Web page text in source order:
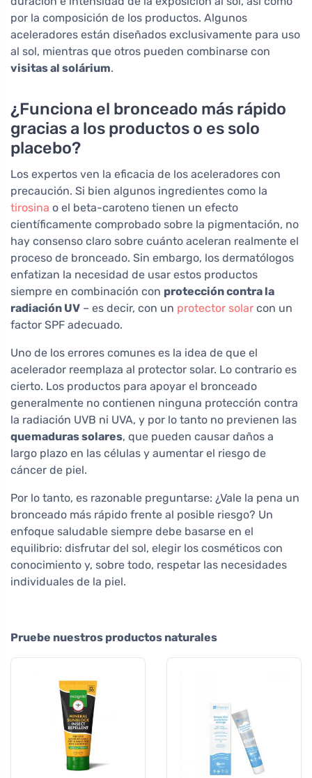
por la composición de los productos. Algunos
aceleradores están diseñados exclusivamente para uso
al sol, mientras que otros pueden combinarse con
visitas al solárium.
¿Funciona el bronceado más rápido
gracias a los productos o es solo
placebo?
Los expertos ven la eficacia de los aceleradores con
precaución. Si bien algunos ingredientes como la
tirosina o el beta-caroteno tienen un efecto
científicamente comprobado sobre la pigmentación, no
hay consenso claro sobre cuánto aceleran realmente el
proceso de bronceado. Sin embargo, los dermatólogos
enfatizan la necesidad de usar estos productos
siempre en combinación con protección contra la
radiación UV – es decir, con un protector solar con un
factor SPF adecuado.
Uno de los errores comunes es la idea de que el
acelerador reemplaza al protector solar. Lo contrario es
cierto. Los productos para apoyar el bronceado
generalmente no contienen ninguna protección contra
la radiación UVB ni UVA, y por lo tanto no previenen las
quemaduras solares, que pueden causar daños a
largo plazo en las células y aumentar el riesgo de
cáncer de piel.
Por lo tanto, es razonable preguntarse: ¿Vale la pena un
bronceado más rápido frente al posible riesgo? Un
enfoque saludable siempre debe basarse en el
equilibrio: disfrutar del sol, elegir los cosméticos con
conocimiento y, sobre todo, respetar las necesidades
individuales de la piel.
Pruebe nuestros productos naturales